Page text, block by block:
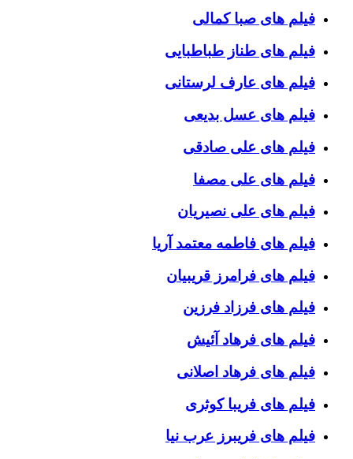
فیلم های صبا کمالی
فیلم های طناز طباطبایی
فیلم های عارف لرستانی
فیلم های عسل بدیعی
فیلم های علی صادقی
فیلم های علی مصفا
فیلم های علی نصیریان
فیلم های فاطمه معتمد آریا
فیلم های فرامرز قریبیان
فیلم های فرزاد فرزین
فیلم های فرهاد آئیش
فیلم های فرهاد اصلانی
فیلم های فریبا کوثری
فیلم های فریبرز عرب نیا